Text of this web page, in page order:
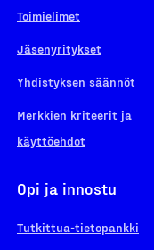
Toimielimet
Jäsenyritykset
Yhdistyksen säännöt
Merkkien kriteerit ja
käyttöehdot
Opi ja innostu
Tutkittua-tietopankki